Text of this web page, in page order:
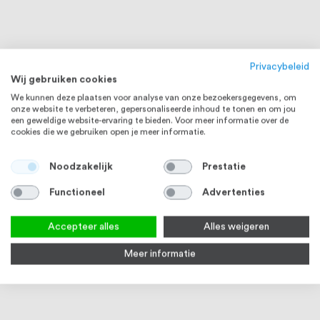
Privacybeleid
Wij gebruiken cookies
We kunnen deze plaatsen voor analyse van onze bezoekersgegevens, om
onze website te verbeteren, gepersonaliseerde inhoud te tonen en om jou
een geweldige website-ervaring te bieden. Voor meer informatie over de
cookies die we gebruiken open je meer informatie.
Noodzakelijk Prestatie
Functioneel Advertenties
Accepteer alles Alles weigeren
Meer informatie